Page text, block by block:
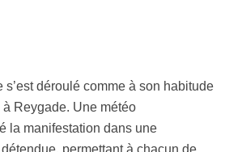
déroulé comme à son habitude
Reygade. Une météo
la manifestation dans une
permettant à chacun de